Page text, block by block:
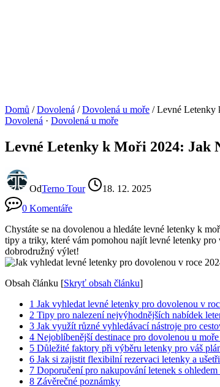
Domů / Dovolená / Dovolená u moře / Levné Letenky
Dovolená · Dovolená u moře
Levné Letenky k Moři 2024: Jak
OdTerno Tour
18. 12. 2025
0 Komentáře
Chystáte se na dovolenou a ‍hledáte levné ‍letenky k
tipy a triky, které vám‍ pomohou najít ‌levné ⁣letenky pro
dobrodružný⁢ výlet!
Obsah článku [Skryť obsah článku]
1 Jak vyhledat ⁣levné letenky ‍pro‌ dovolenou v
2 Tipy pro⁣ nalezení⁤ nejvýhodnějších ​nabídek‍
3 Jak ⁢využít různé vyhledávací nástroje pro‌
4 Nejoblíbenější destinace pro ⁤dovolenou u⁤
5 Důležité faktory při výběru‍ letenky pro ⁤váš
6 Jak si zajistit flexibilní​ rezervaci ​letenky a
7 Doporučení pro ⁢nakupování​ letenek s
8 Závěrečné poznámky